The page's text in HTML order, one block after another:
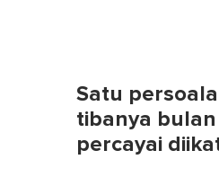
Satu
tibanya
percayai